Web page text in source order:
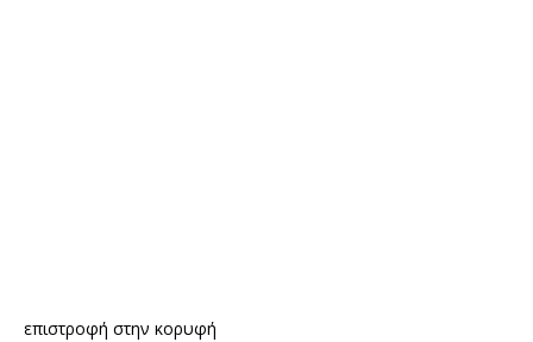
επιστροφή στην κορυφή